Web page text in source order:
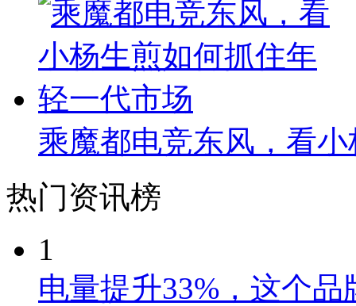
乘魔都电竞东风，看
热门资讯榜
1
电量提升33%，这个